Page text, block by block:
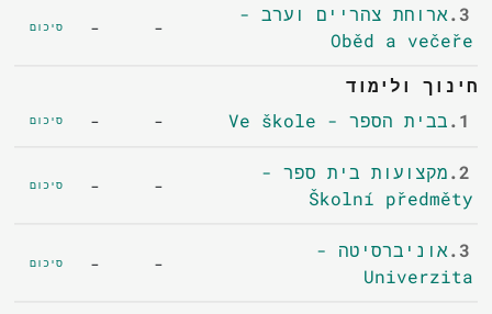
3. ארוחת צהריים וערב -
Oběd a večeře
-
- סיכום
חינוך ולימוד
1. בבית הספר - Ve škole -
- סיכום
2. מקצועות בית ספר -
Školní předměty
-
- סיכום
3. אוניברסיטה -
Univerzita
-
- סיכום